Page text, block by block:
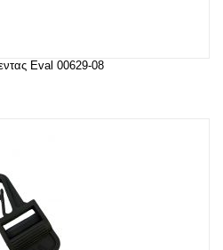
Eval 00629-08